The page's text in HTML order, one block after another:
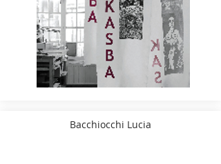
Bacchiocchi Lucia